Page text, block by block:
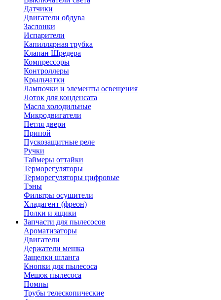
Датчики
Двигатели обдува
Заслонки
Испарители
Капиллярная трубка
Клапан Шредера
Компрессоры
Контроллеры
Крыльчатки
Лампочки и элементы освещения
Лоток для конденсата
Масла холодильные
Микродвигатели
Петля двери
Припой
Пускозащитные реле
Ручки
Таймеры оттайки
Терморегуляторы
Терморегуляторы цифровые
Тэны
Фильтры осушители
Хладагент (фреон)
Полки и ящики
Запчасти для пылесосов
Ароматизаторы
Двигатели
Держатели мешка
Защелки шланга
Кнопки для пылесоса
Мешок пылесоса
Помпы
Трубы телескопические